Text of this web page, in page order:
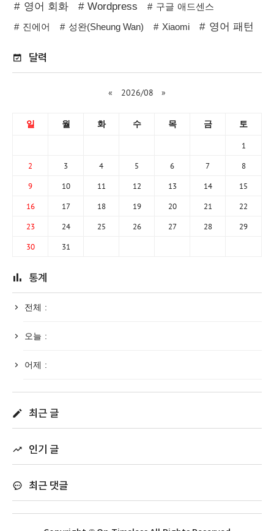
영어 회화 Wordpress
구글 애드센스
진에어
성완(Sheung Wan) Xiaomi 영어 패턴
달력
« 2026/08 »
일 월 화 수 목 금 토
1
2 3 4 5 6 7 8
9 10 11 12 13 14 15
16 17 18 19 20 21 22
23 24 25 26 27 28 29
30 31
통계
전체 :
오늘 :
어제 :
최근 글
인기 글
최근 댓글